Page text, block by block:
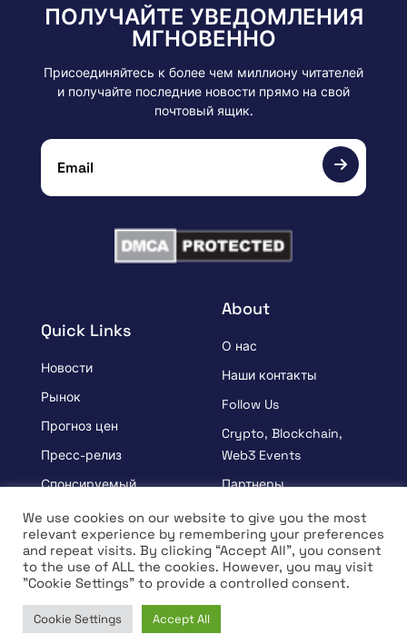
Quick Links
Новости
Рынок
Прогноз цен
Пресс-релиз
Спонсируемый
УЗНАВАЙ
Интервью
About
О нас
Наши контакты
Follow Us
Crypto, Blockchain,
Web3 Events
Партнеры
Положения и условия
Политика
конфиденциальности
ПОЛУЧАЙТЕ УВЕДОМЛЕНИЯ
МГНОВЕННО
Присоединяйтесь к более чем миллиону читателей
и получайте последние новости прямо на свой
почтовый ящик.
© Copyright 2026 Все права защищены | Coin Edition
We use cookies on our website to give you the most
relevant experience by remembering your preferences
and repeat visits. By clicking “Accept All”, you consent
to the use of ALL the cookies. However, you may visit
"Cookie Settings" to provide a controlled consent.
Cookie Settings Accept All